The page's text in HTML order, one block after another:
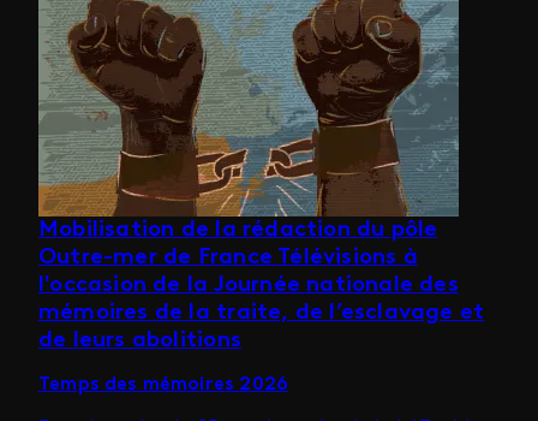
Mobilisation de la rédaction du pôle
Outre-mer de France Télévisions à
l'occasion de la Journée nationale des
mémoires de la traite, de l’esclavage et
de leurs abolitions
Temps des mémoires 2026